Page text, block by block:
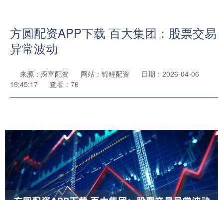
方圆配资APP下载 百大集团：股票交易
异常波动
来源：深富配资 网站：锦鲤配资
日期：2026-04-06
19:45:17
查看：76